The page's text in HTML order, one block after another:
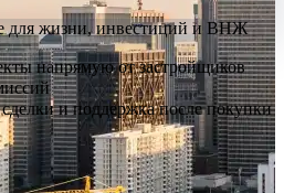
для жизни, инвестиций и ВНЖ
напрямую от застройщиков
и поддержка после покупки